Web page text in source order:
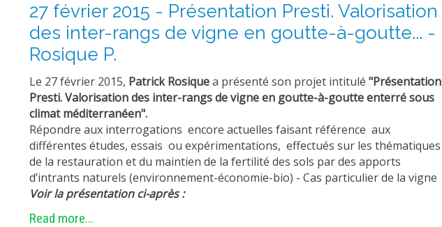
27 février 2015 - Présentation Presti. Valorisation
des inter-rangs de vigne en goutte-à-goutte... -
Rosique P.
Le 27 février 2015, Patrick Rosiquea présenté son projet intitulé "Présentation
Presti. Valorisation des inter-rangs de vigne en goutte-à-goutte enterré sous
climat méditerranéen".
Répondre aux interrogations encore actuelles faisant référence aux
différentes études, essais ou expérimentations, effectués sur les thématiques
de la restauration et du maintien de la fertilité des sols par des apports
d’intrants naturels (environnement-économie-bio) - Cas particulier de la vigne
Voir la présentation ci-après :
Read more...